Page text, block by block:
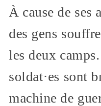
À cause de ses
des gens
les deux
soldat·es sont
machine de